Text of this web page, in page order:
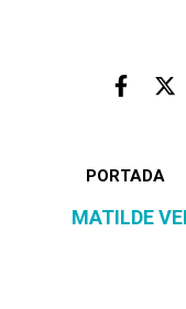
PORTADA
MATILDE